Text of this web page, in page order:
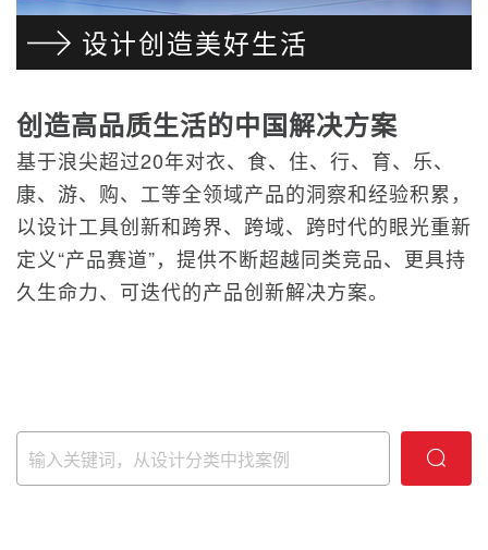
设计创造美好生活
创造高品质生活的中国解决方案
基于浪尖超过20年对衣、食、住、行、育、乐、
康、游、购、工等全领域产品的洞察和经验积累，
以设计工具创新和跨界、跨域、跨时代的眼光重新
定义“产品赛道”，提供不断超越同类竞品、更具持
久生命力、可迭代的产品创新解决方案。